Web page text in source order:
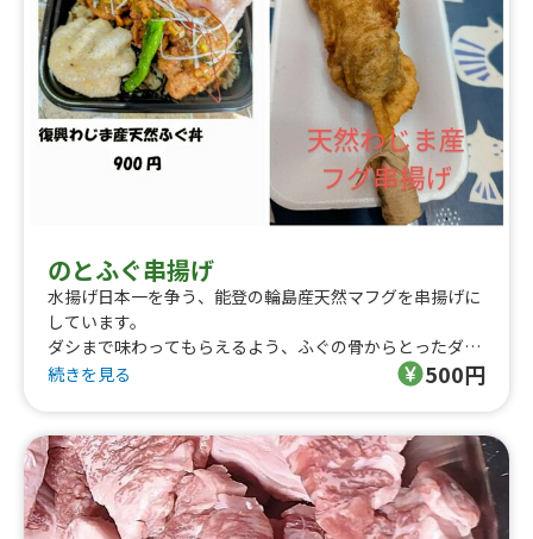
のとふぐ串揚げ
水揚げ日本一を争う、能登の輪島産天然マフグを串揚げに
しています。
ダシまで味わってもらえるよう、ふぐの骨からとったダシ
で衣を作っています。
続きを見る 500円